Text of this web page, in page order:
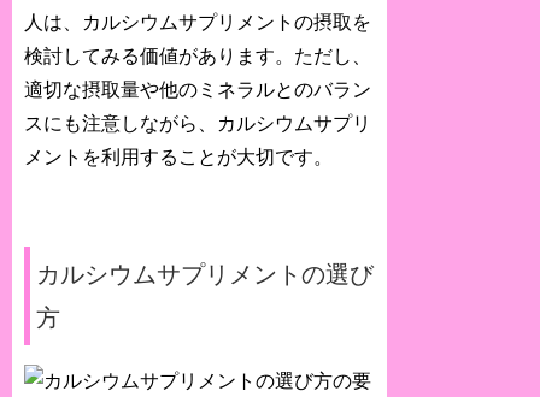
人は、カルシウムサプリメントの摂取を
検討してみる価値があります。ただし、
適切な摂取量や他のミネラルとのバラン
スにも注意しながら、カルシウムサプリ
メントを利用することが大切です。
カルシウムサプリメントの選び
方